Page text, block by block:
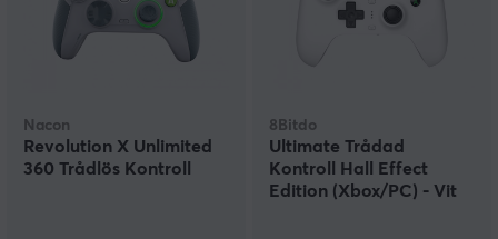
Nacon
Revolution X Unlimited
360 Trådlös Kontroll
8Bitdo
Ultimate Trådad
Kontroll Hall Effect
Edition (Xbox/PC) - Vit